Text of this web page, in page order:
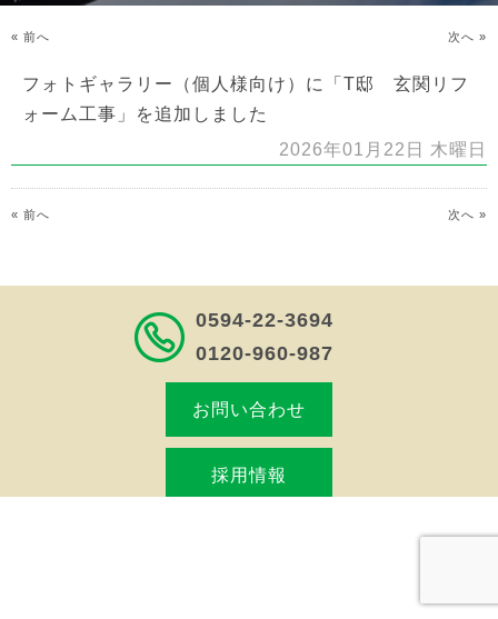
« 前へ 次へ »
フォトギャラリー（個人様向け）に「T邸 玄関リフ
ォーム工事」を追加しました
2026年01月22日 木曜日
« 前へ 次へ »
0594-22-3694
0120-960-987
お問い合わせ
採用情報